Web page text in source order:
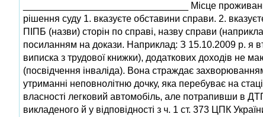
_______________________________ Місце
рішення суду 1. вказуєте обставини справи. 2.
ПІПБ (назви) сторін по справі, назву справи
посиланням на докази. Наприклад: З 15.10.2009 р. я
виписка з трудової книжки), додаткових доходів не
(посвідчення інваліда). Вона страждає
утриманні неповнолітню дочку, яка перебуває на
власності легковий автомобіль, але потрапивши в
викладеного й у відповідності з ч. 1 ст. 373 ЦПК